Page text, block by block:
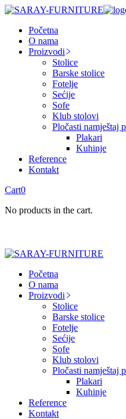
Skip
content
Početna
O nama
Proizvodi
Stolice
Barske stolice
Fotelje
Sećije
Sofe
Klub stolovi
Pločasti namještaj
Plakari
Kuhinje
Reference
Kontakt
Cart0
No products in the cart.
Početna
O nama
Proizvodi
Stolice
Barske stolice
Fotelje
Sećije
Sofe
Klub stolovi
Pločasti namještaj
Plakari
Kuhinje
Reference
Kontakt